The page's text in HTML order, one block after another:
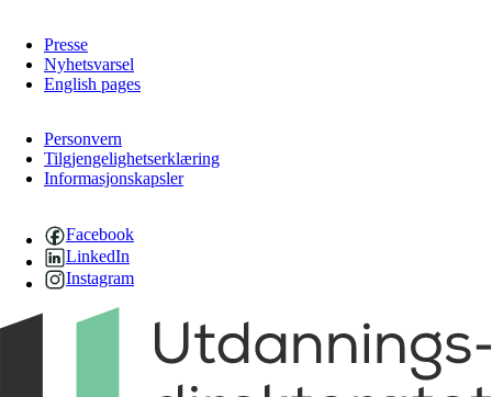
Presse
Nyhetsvarsel
English pages
Personvern
Tilgjengelighetserklæring
Informasjonskapsler
Facebook
LinkedIn
Instagram